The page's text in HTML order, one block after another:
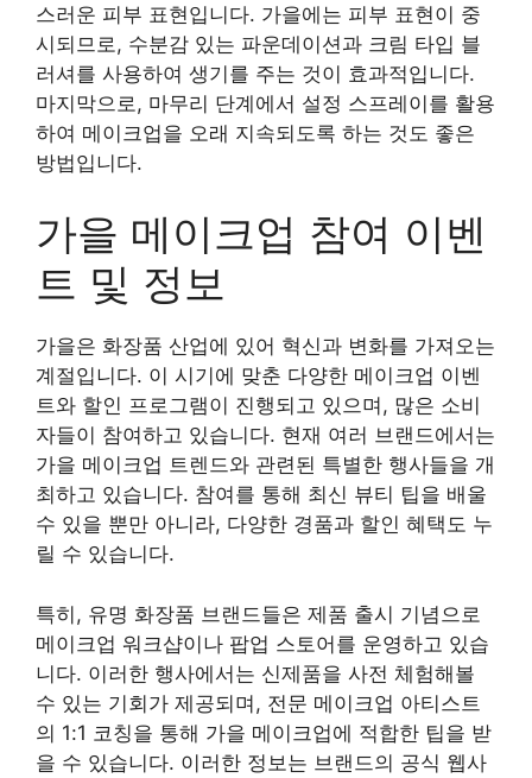
스러운 피부 표현입니다. 가을에는 피부 표현이 중
시되므로, 수분감 있는 파운데이션과 크림 타입 블
러셔를 사용하여 생기를 주는 것이 효과적입니다.
마지막으로, 마무리 단계에서 설정 스프레이를 활용
하여 메이크업을 오래 지속되도록 하는 것도 좋은
방법입니다.
가을 메이크업 참여 이벤
트 및 정보
가을은 화장품 산업에 있어 혁신과 변화를 가져오는
계절입니다. 이 시기에 맞춘 다양한 메이크업 이벤
트와 할인 프로그램이 진행되고 있으며, 많은 소비
자들이 참여하고 있습니다. 현재 여러 브랜드에서는
가을 메이크업 트렌드와 관련된 특별한 행사들을 개
최하고 있습니다. 참여를 통해 최신 뷰티 팁을 배울
수 있을 뿐만 아니라, 다양한 경품과 할인 혜택도 누
릴 수 있습니다.
특히, 유명 화장품 브랜드들은 제품 출시 기념으로
메이크업 워크샵이나 팝업 스토어를 운영하고 있습
니다. 이러한 행사에서는 신제품을 사전 체험해볼
수 있는 기회가 제공되며, 전문 메이크업 아티스트
의 1:1 코칭을 통해 가을 메이크업에 적합한 팁을 받
을 수 있습니다. 이러한 정보는 브랜드의 공식 웹사